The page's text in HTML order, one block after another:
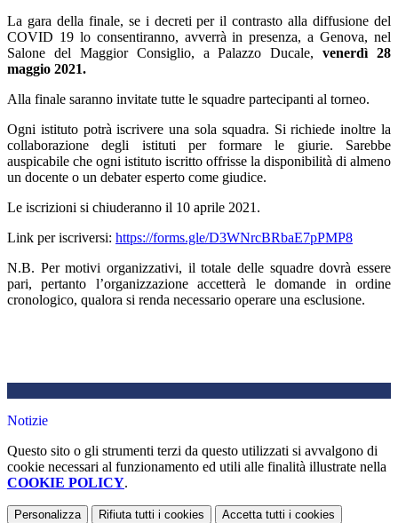
La gara della finale, se i decreti per il contrasto alla diffusione del
COVID 19 lo consentiranno, avverrà in presenza, a Genova, nel
Salone del Maggior Consiglio, a Palazzo Ducale,venerdì 28
maggio 2021.
Alla finale saranno invitate tutte le squadre partecipanti al torneo.
Ogni istituto potrà iscrivere una sola squadra. Si richiede inoltre la
collaborazione degli istituti per formare le giurie. Sarebbe
auspicabile che ogni istituto iscritto offrisse la disponibilità di almeno
un docente o un debater esperto come giudice.
Le iscrizioni si chiuderanno il 10 aprile 2021.
Link per iscriversi: https://forms.gle/D3WNrcBRbaE7pPMP8
N.B. Per motivi organizzativi, il totale delle squadre dovrà essere
pari, pertanto l’organizzazione accetterà le domande in ordine
cronologico, qualora si renda necessario operare una esclusione.
Notizie
Questo sito o gli strumenti terzi da questo utilizzati si avvalgono di
cookie necessari al funzionamento ed utili alle finalità illustrate nella
COOKIE POLICY.
Personalizza Rifiuta tutti i cookies Accetta tutti i cookies